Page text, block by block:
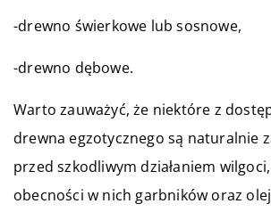
-drewno świerkowe lub sosnowe,
-drewno dębowe.
Warto zauważyć, że niektóre z
drewna egzotycznego są naturalnie
przed szkodliwym działaniem
obecności w nich garbników oraz